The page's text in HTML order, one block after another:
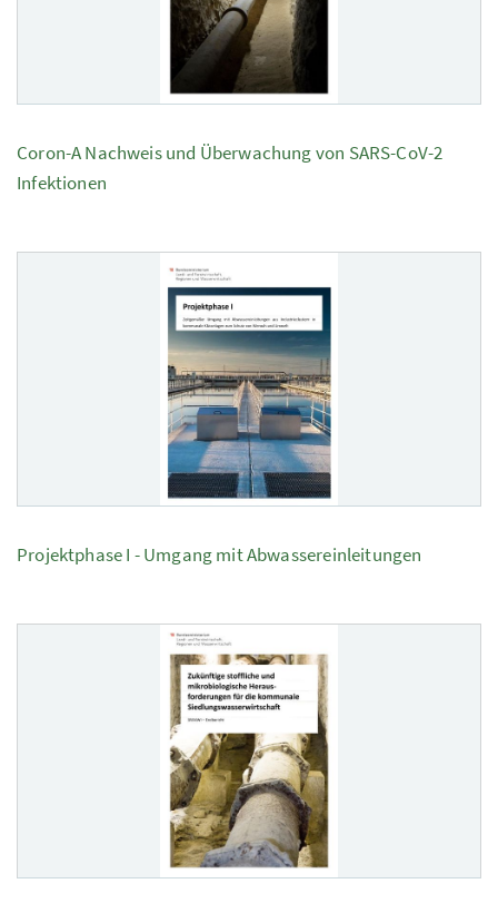
Coron-A Nachweis und Überwachung von SARS-CoV-2
Infektionen
Projektphase I - Umgang mit Abwassereinleitungen